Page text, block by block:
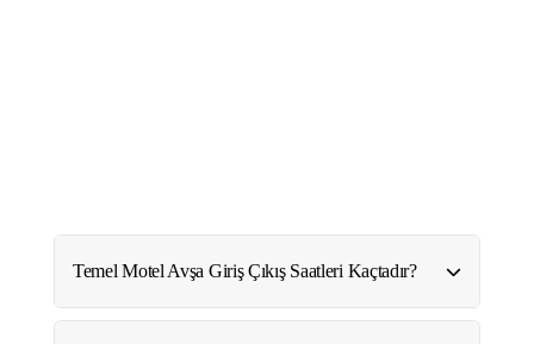
Temel Motel Avşa Giriş Çıkış Saatleri Kaçtadır?